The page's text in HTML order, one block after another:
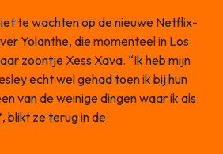
te wachten op de nieuwe Netflix-
Yolanthe, die momenteel in Los
zoontje Xess Xava. “Ik heb mijn
echt wel gehad toen ik bij hun
van de weinige dingen waar ik als
blikt ze terug in de